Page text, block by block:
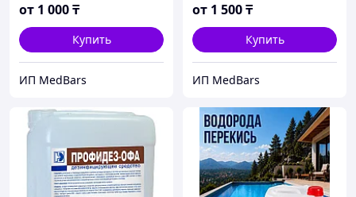
от 1 000₸
Купить
ИП MedBars
от 1 500₸
Купить
ИП MedBars